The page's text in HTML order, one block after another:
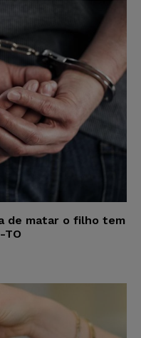
de matar o filho tem
TO